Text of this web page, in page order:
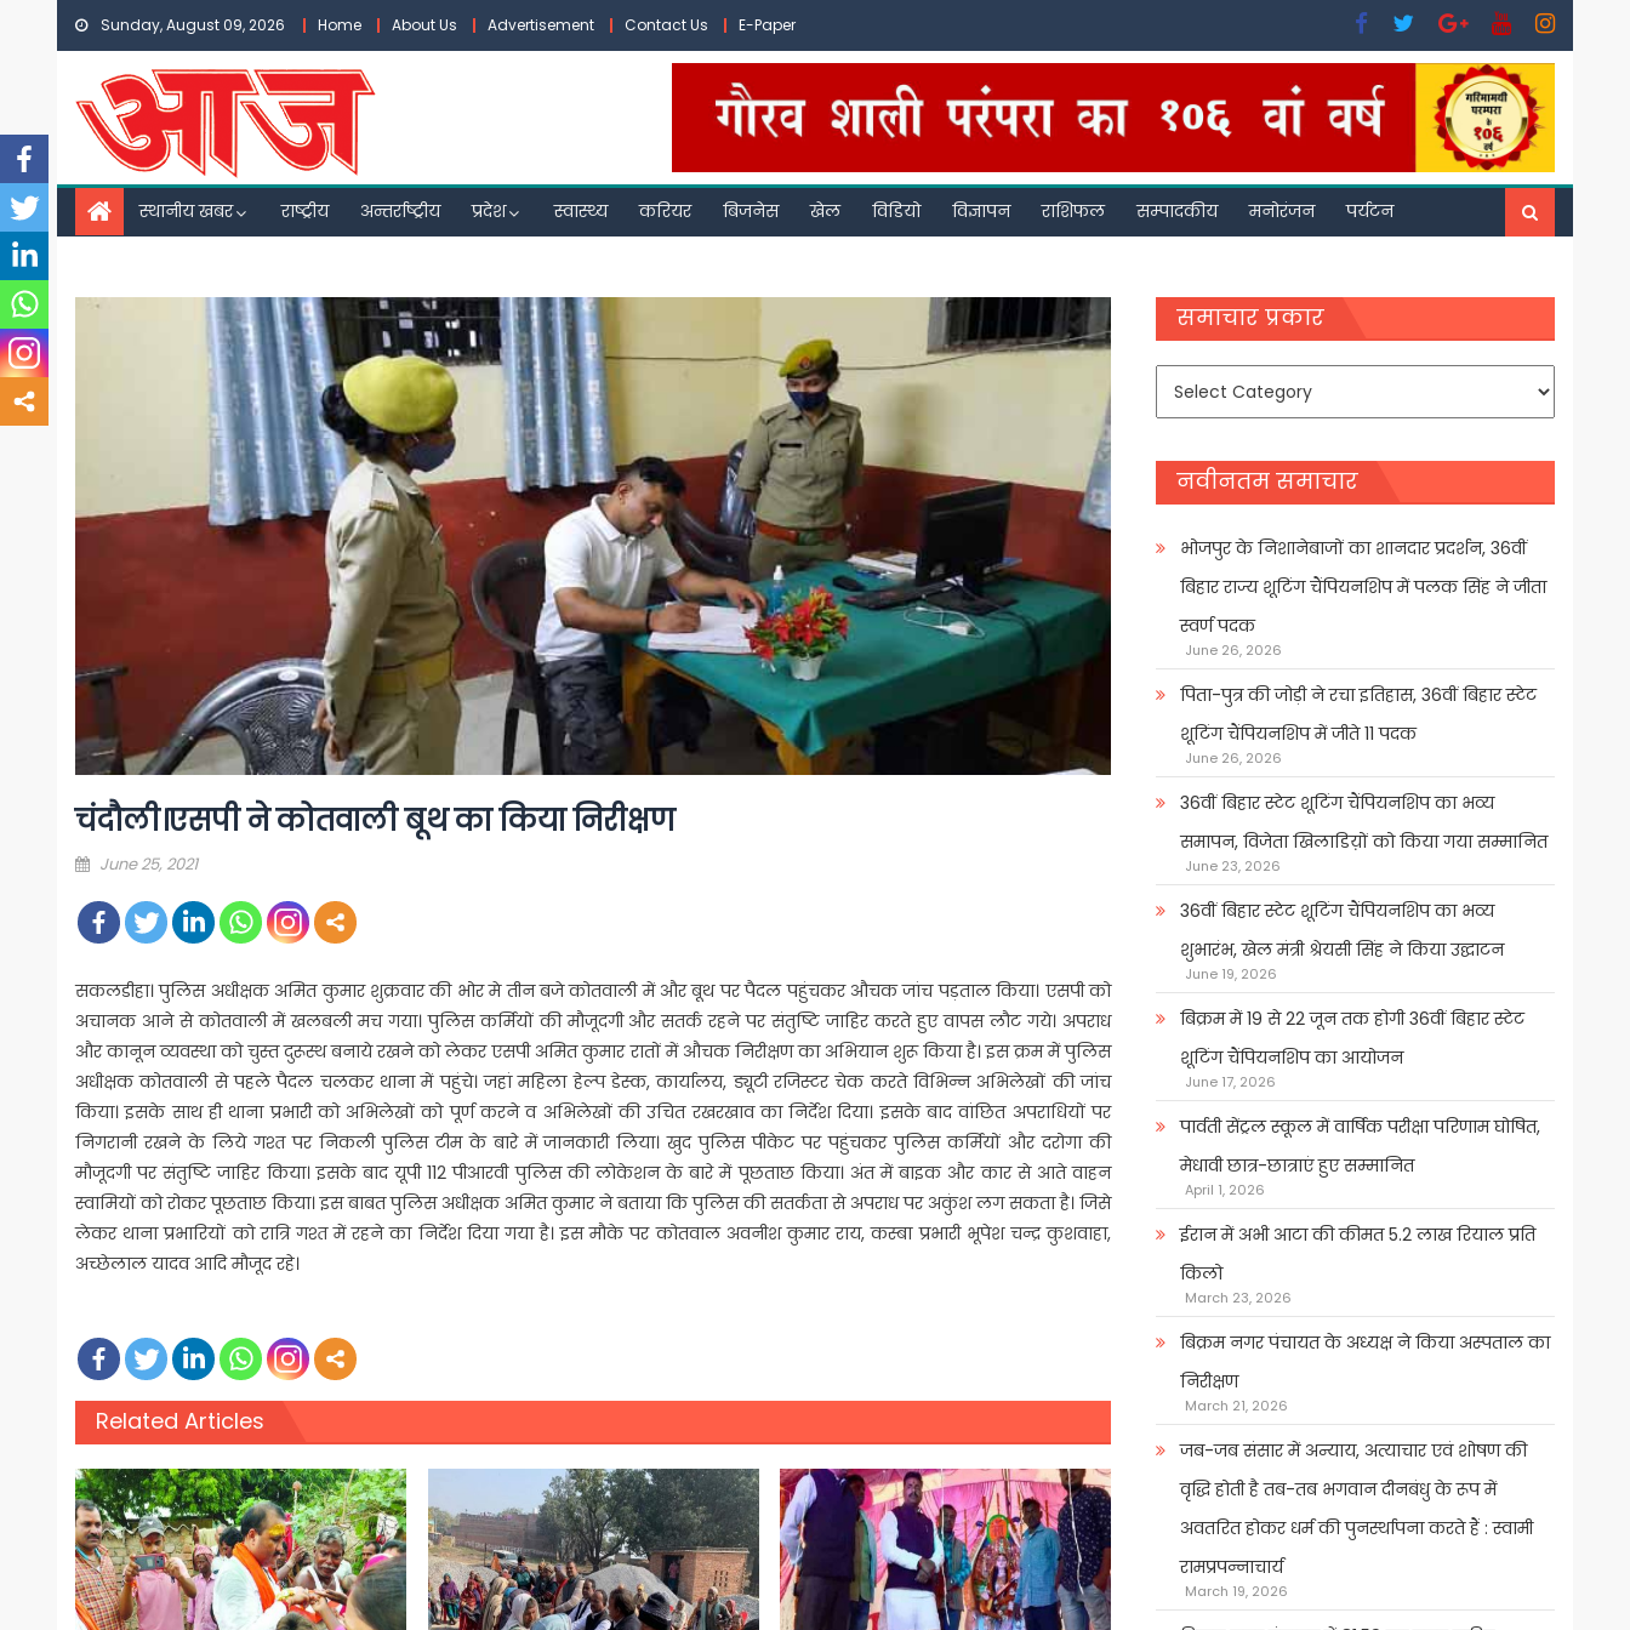
Skip
content
Sunday, August 09, 2026 Home About Us Advertisement Contact Us E-Paper
स्थानीय खबर राष्ट्रीय अन्तर्राष्ट्रीय प्रदेश स्वास्थ्य करियर बिजनेस खेल विडियो विज्ञापन राशिफल सम्पादकीय मनोरंजन पर्यटन
चंदौली।एसपी ने कोतवाली बूथ का किया निरीक्षण
Posted
June 25, 2021
सकलडीहा। पुलिस अधीक्षक अमित कुमार शुक्रवार की भोर मे तीन बजे कोतवाली में और बूथ पर पैदल पहुंचकर औचक जांच पड़ताल किया। एसपी को
अचानक आने से कोतवाली में खलबली मच गया। पुलिस कर्मियों की मौजूदगी और सतर्क रहने पर संतुष्टि जाहिर करते हुए वापस लौट गये। अपराध
और कानून व्यवस्था को चुस्त दुरूस्थ बनाये रखने को लेकर एसपी अमित कुमार रातों में औचक निरीक्षण का अभियान शुरू किया है। इस क्रम में पुलिस
अधीक्षक कोतवाली से पहले पैदल चलकर थाना में पहुंचे। जहां महिला हेल्प डेस्क, कार्यालय, ड्यूटी रजिस्टर चेक करते विभिन्न अभिलेखों की जांच
किया। इसके साथ ही थाना प्रभारी को अभिलेखों को पूर्ण करने व अभिलेखों की उचित रखरखाव का निर्देश दिया। इसके बाद वांछित अपराधियों पर
निगरानी रखने के लिये गश्त पर निकली पुलिस टीम के बारे में जानकारी लिया। खुद पुलिस पीकेट पर पहुंचकर पुलिस कर्मियों और दरोगा की
मौजूदगी पर संतुष्टि जाहिर किया। इसके बाद यूपी 112 पीआरवी पुलिस की लोकेशन के बारे में पूछताछ किया। अंत में बाइक और कार से आते वाहन
स्वामियों को रोकर पूछताछ किया। इस बाबत पुलिस अधीक्षक अमित कुमार ने बताया कि पुलिस की सतर्कता से अपराध पर अकुंश लग सकता है। जिसे
लेकर थाना प्रभारियों को रात्रि गश्त में रहने का निर्देश दिया गया है। इस मौके पर कोतवाल अवनीश कुमार राय, कस्बा प्रभारी भूपेश चन्द्र कुशवाहा,
अच्छेलाल यादव आदि मौजूद रहे।
Related Articles
समाचार प्रकार
समाचार
नवीनतम समाचार
भोजपुर के निशानेबाजों का शानदार प्रदर्शन, 36वीं
बिहार राज्य शूटिंग चैंपियनशिप में पलक सिंह ने जीता
स्वर्ण पदक
June 26, 2026
पिता-पुत्र की जोड़ी ने रचा इतिहास, 36वीं बिहार स्टेट
शूटिंग चैंपियनशिप में जीते 11 पदक
June 26, 2026
36वीं बिहार स्टेट शूटिंग चैंपियनशिप का भव्य
समापन, विजेता खिलाडिय़ों को किया गया सम्मानित
June 23, 2026
36वीं बिहार स्टेट शूटिंग चैंपियनशिप का भव्य
शुभारंभ, खेल मंत्री श्रेयसी सिंह ने किया उद्घाटन
June 19, 2026
बिक्रम में 19 से 22 जून तक होगी 36वीं बिहार स्टेट
शूटिंग चैंपियनशिप का आयोजन
June 17, 2026
पार्वती सेंट्रल स्कूल में वार्षिक परीक्षा परिणाम घोषित,
मेधावी छात्र-छात्राएं हुए सम्मानित
April 1, 2026
ईरान में अभी आटा की कीमत 5.2 लाख रियाल प्रति
किलो
March 23, 2026
बिक्रम नगर पंचायत के अध्यक्ष ने किया अस्पताल का
निरीक्षण
March 21, 2026
जब-जब संसार में अन्याय, अत्याचार एवं शोषण की
वृद्धि होती है तब-तब भगवान दीनबंधु के रूप में
अवतरित होकर धर्म की पुनर्स्थापना करते हैं : स्वामी
रामप्रपन्नाचार्य
March 19, 2026